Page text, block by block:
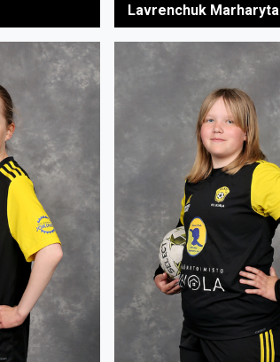
Lavrenchuk Marharyta